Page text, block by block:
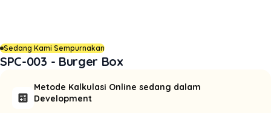
Sedang Kami Sempurnakan
SPC-003 - Burger Box
calculate
Metode Kalkulasi Online sedang dalam
Development